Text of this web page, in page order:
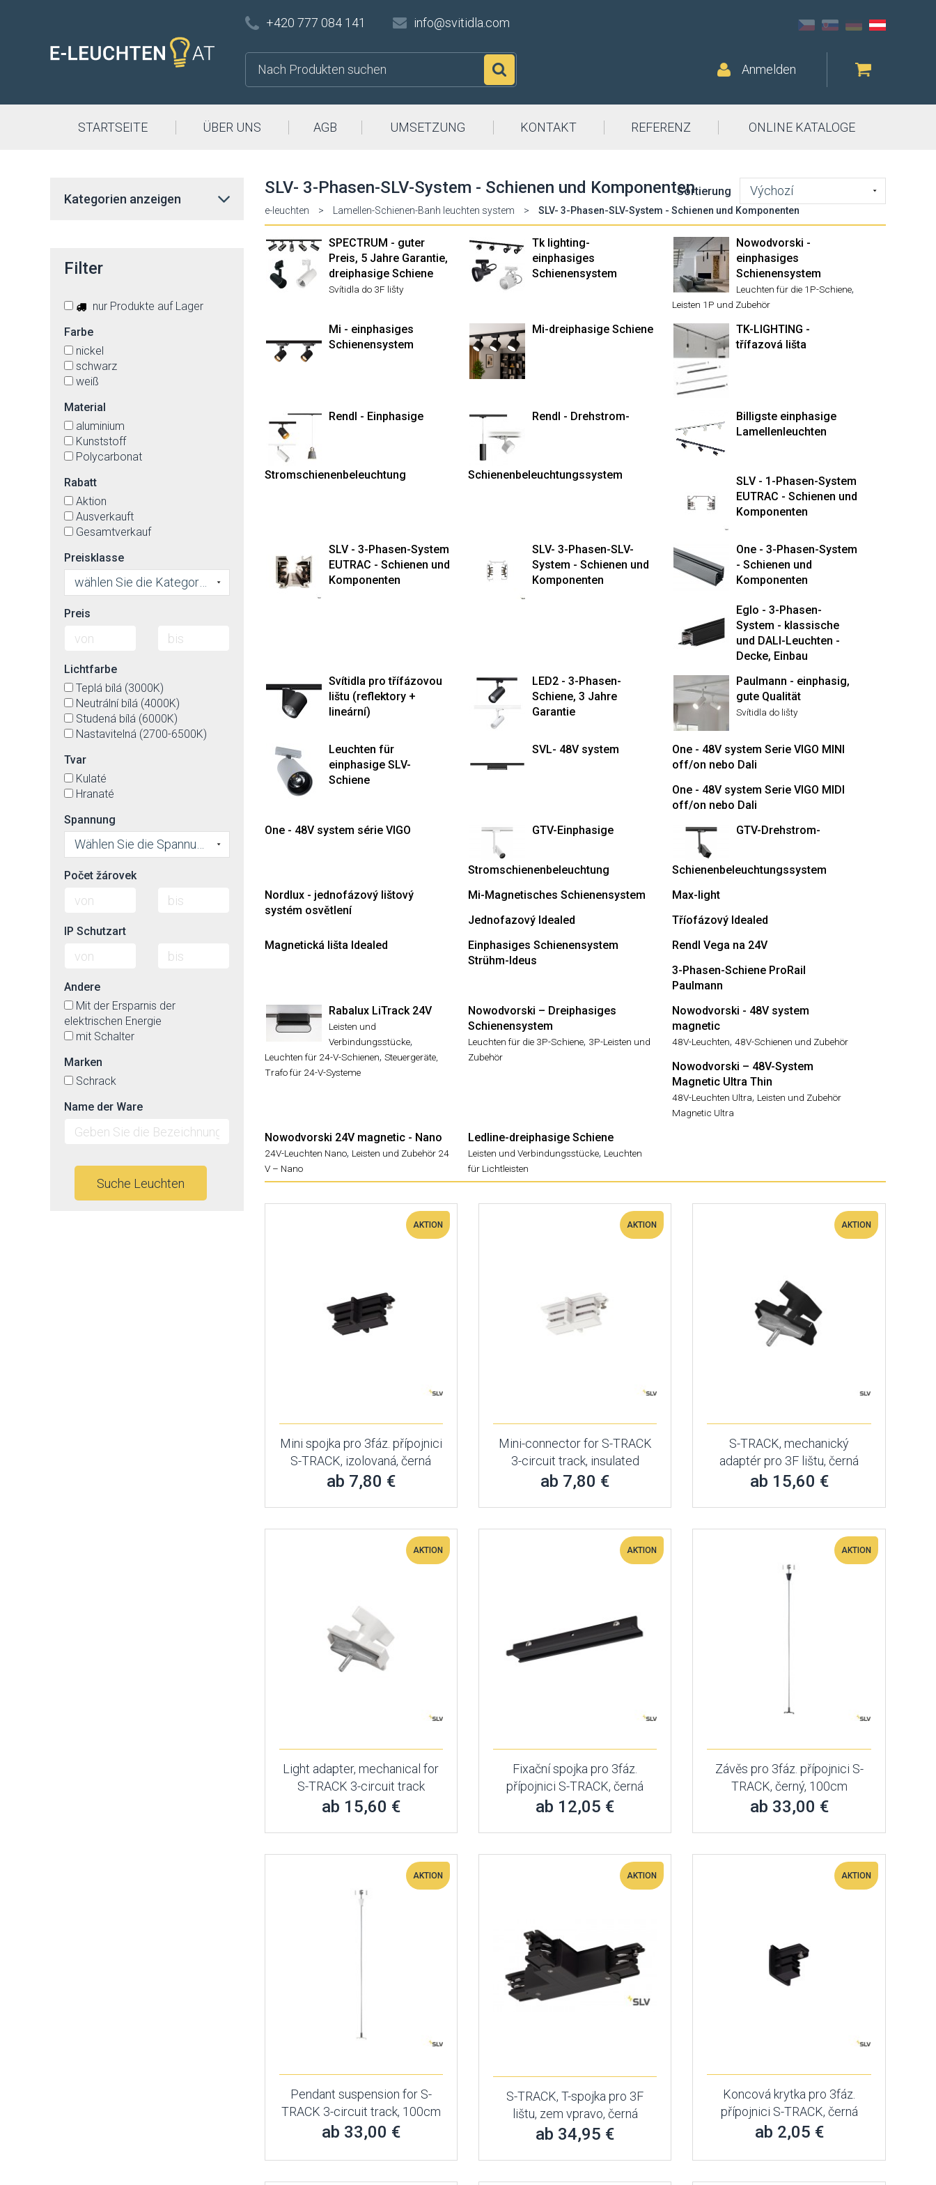
+420 777 084 141 info@svitidla.com
Anmelden
STARTSEITE ÜBER UNS AGB UMSETZUNG KONTAKT REFERENZ ONLINE KATALOGE
SLV- 3-Phasen-SLV-System - Schienen und Komponenten
e-leuchten > Lamellen-Schienen-Banh leuchten system > SLV- 3-Phasen-SLV-System - Schienen und Komponenten
Sortierung Výchozí
SPECTRUM - guter
Preis, 5 Jahre Garantie,
dreiphasige Schiene
Svítidla do 3F lišty
Tk lighting-
einphasiges
Schienensystem
Nowodvorski -
einphasiges
Schienensystem
Leuchten für die 1P-Schiene,
Leisten 1P und Zubehör
Mi - einphasiges
Schienensystem
Mi-dreiphasige Schiene
TK-LIGHTING -
třífazová lišta
Rendl - Einphasige
Stromschienenbeleuchtung
Rendl - Drehstrom-
Schienenbeleuchtungssystem
Billigste einphasige
Lamellenleuchten
SLV - 1-Phasen-System
EUTRAC - Schienen und
Komponenten
SLV - 3-Phasen-System
EUTRAC - Schienen und
Komponenten
SLV- 3-Phasen-SLV-
System - Schienen und
Komponenten
One - 3-Phasen-System
- Schienen und
Komponenten
Eglo - 3-Phasen-
System - klassische
und DALI-Leuchten -
Decke, Einbau
Svítidla pro třífázovou
lištu (reflektory +
lineární)
LED2 - 3-Phasen-
Schiene, 3 Jahre
Garantie
Paulmann - einphasig,
gute Qualität
Svítidla do lišty
Leuchten für
einphasige SLV-
Schiene
SVL- 48V system
One - 48V system Serie VIGO MINI
off/on nebo Dali
One - 48V system Serie VIGO MIDI
off/on nebo Dali
One - 48V system série VIGO
GTV-Einphasige
Stromschienenbeleuchtung
GTV-Drehstrom-
Schienenbeleuchtungssystem
Nordlux - jednofázový lištový
systém osvětlení
Mi-Magnetisches Schienensystem
Max-light
Jednofazový Idealed
Tříofázový Idealed
Magnetická lišta Idealed
Einphasiges Schienensystem
Strühm-Ideus
Rendl Vega na 24V
3-Phasen-Schiene ProRail
Paulmann
Rabalux LiTrack 24V
Leisten und
Verbindungsstücke,
Leuchten für 24-V-Schienen, Steuergeräte,
Trafo für 24-V-Systeme
Nowodvorski – Dreiphasiges
Schienensystem
Leuchten für die 3P-Schiene, 3P-Leisten und
Zubehör
Nowodvorski - 48V system
magnetic
48V-Leuchten, 48V-Schienen und Zubehör
Nowodvorski – 48V-System
Magnetic Ultra Thin
48V-Leuchten Ultra, Leisten und Zubehör
Magnetic Ultra
Nowodvorski 24V magnetic - Nano
24V-Leuchten Nano, Leisten und Zubehör 24
V – Nano
Ledline-dreiphasige Schiene
Leisten und Verbindungsstücke, Leuchten
für Lichtleisten
AKTION
Mini spojka pro 3fáz. přípojnici
S-TRACK, izolovaná, černá
ab 7,80 €
AKTION
Mini-connector for S-TRACK
3-circuit track, insulated
ab 7,80 €
AKTION
S-TRACK, mechanický
adaptér pro 3F lištu, černá
ab 15,60 €
AKTION
Light adapter, mechanical for
S-TRACK 3-circuit track
ab 15,60 €
AKTION
Fixační spojka pro 3fáz.
přípojnici S-TRACK, černá
ab 12,05 €
AKTION
Závěs pro 3fáz. přípojnici S-
TRACK, černý, 100cm
ab 33,00 €
AKTION
Pendant suspension for S-
TRACK 3-circuit track, 100cm
ab 33,00 €
AKTION
S-TRACK, T-spojka pro 3F
lištu, zem vpravo, černá
ab 34,95 €
AKTION
Koncová krytka pro 3fáz.
přípojnici S-TRACK, černá
ab 2,05 €
Kategorien anzeigen
Filter
nur Produkte auf Lager
Farbe
nickel
schwarz
weiß
Material
aluminium
Kunststoff
Polycarbonat
Rabatt
Aktion
Ausverkauft
Gesamtverkauf
Preisklasse
Preis
Lichtfarbe
Teplá bílá (3000K)
Neutrální bílá (4000K)
Studená bílá (6000K)
Nastavitelná (2700-6500K)
Tvar
Kulaté
Hranaté
Spannung
Počet žárovek
IP Schutzart
Andere
Mit der Ersparnis der
elektrischen Energie
mit Schalter
Marken
Schrack
Name der Ware
Suche Leuchten